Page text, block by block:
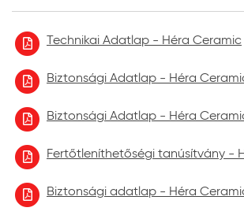
Technikai Adatlap - Héra Ceramic
Biztonsági Adatlap - Héra
Biztonsági Adatlap - Héra
Fertőtleníthetőségi tanúsítvány -
Biztonsági adatlap - Héra